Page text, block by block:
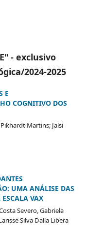
- exclusivo
2024-2025
E
COGNITIVO DOS
Martins; Jalsi
UMA ANÁLISE DAS
VAX
Severo, Gabriela
Silva Dalla Libera